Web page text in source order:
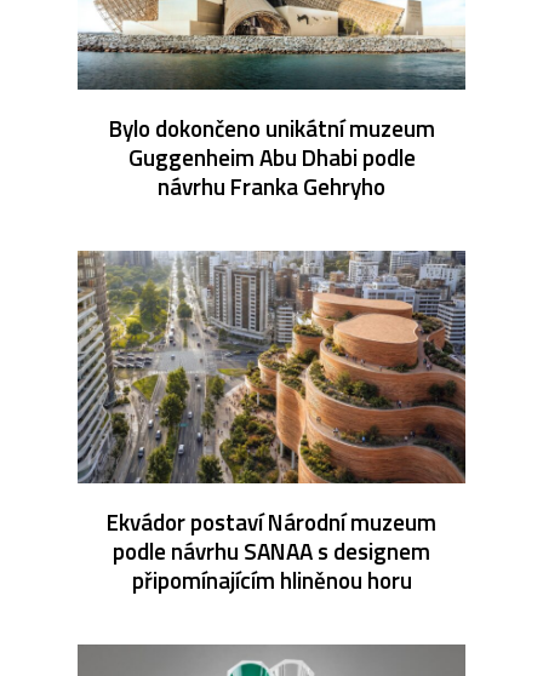
Bylo dokončeno unikátní muzeum
Guggenheim Abu Dhabi podle
návrhu Franka Gehryho
Ekvádor postaví Národní muzeum
podle návrhu SANAA s designem
připomínajícím hliněnou horu